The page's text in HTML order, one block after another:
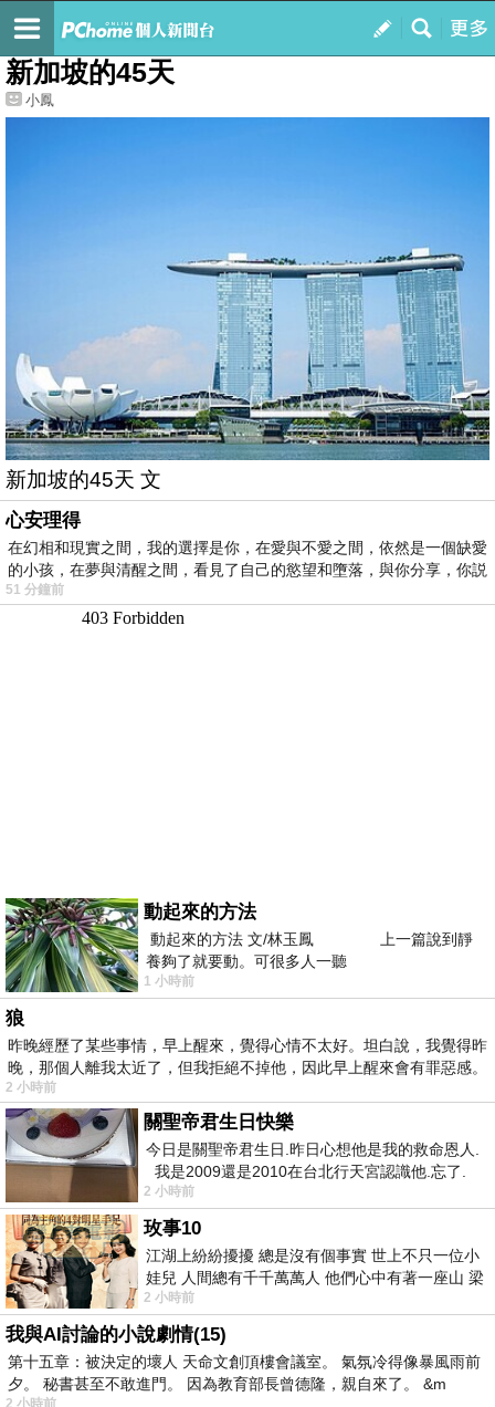
我的
最新文章
新加坡的45天
小鳳
新加坡的45天 文
心安理得
在幻相和現實之間，我的選擇是你，在愛與不愛之間，依然是一個缺愛
的小孩，在夢與清醒之間，看見了自己的慾望和墮落，與你分享，你説
51 分鐘前
動起來的方法
動起來的方法 文/林玉鳳 上一篇說到靜
養夠了就要動。可很多人一聽
1 小時前
狼
昨晚經歷了某些事情，早上醒來，覺得心情不太好。坦白說，我覺得昨
晚，那個人離我太近了，但我拒絕不掉他，因此早上醒來會有罪惡感。
2 小時前
關聖帝君生日快樂
今日是關聖帝君生日.昨日心想他是我的救命恩人.
我是2009還是2010在台北行天宮認識他.忘了.
一個奇摩交友的網友學
2 小時前
玫事10
江湖上紛紛擾擾 總是沒有個事實 世上不只一位小
娃兒 人間總有千千萬萬人 他們心中有著一座山 梁
山佛山泰華衡恆嵩 一山之高
2 小時前
我與AI討論的小說劇情(15)
第十五章：被決定的壞人 天命文創頂樓會議室。 氣氛冷得像暴風雨前
夕。 秘書甚至不敢進門。 因為教育部長曾德隆，親自來了。 &m
2 小時前